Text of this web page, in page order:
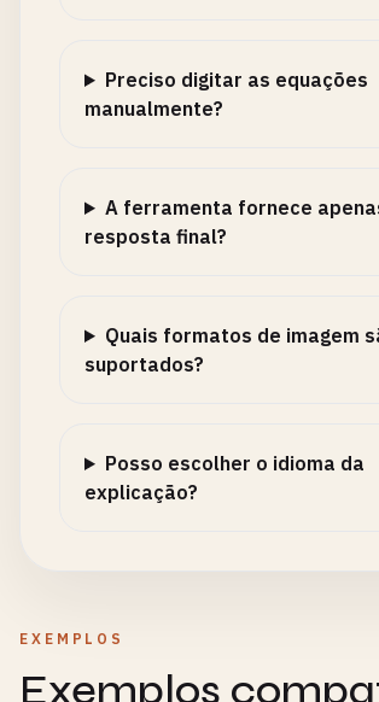
Preciso digitar as equações
manualmente?
A ferramenta fornece
resposta final?
Quais formatos de imagem
suportados?
Posso escolher o idioma da
explicação?
EXEMPLOS
Exemplos